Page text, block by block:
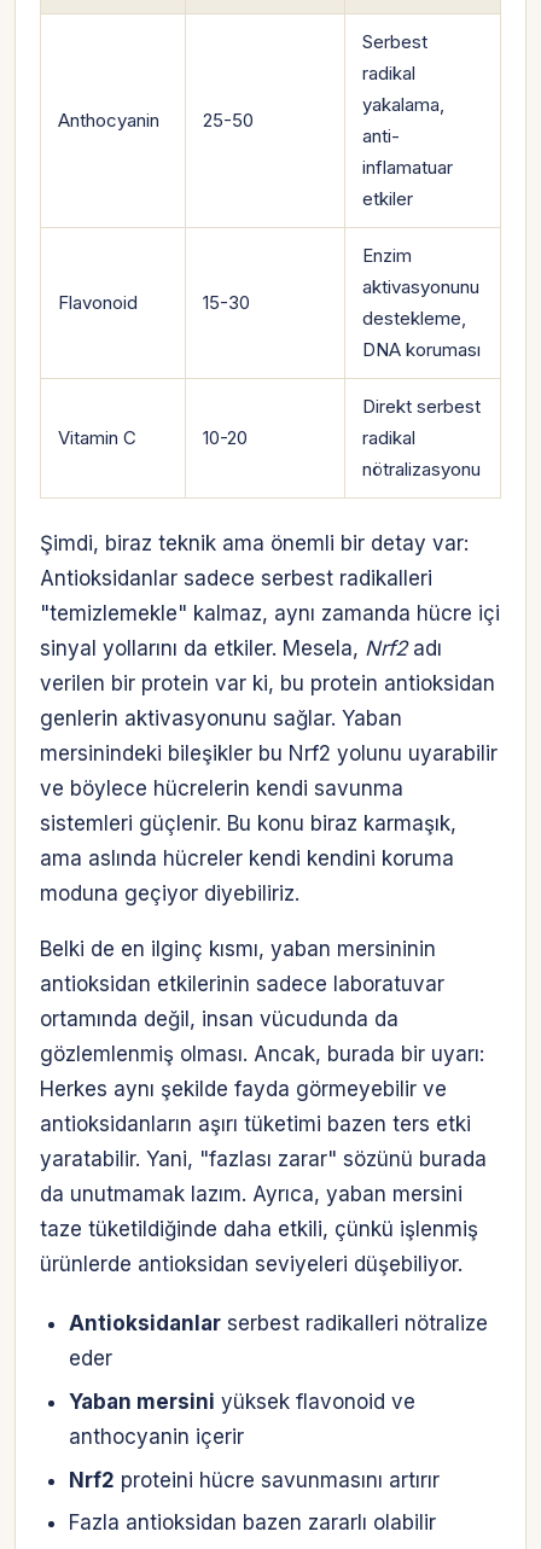
Anthocyanin 25-50
Serbest
radikal
yakalama,
anti-
inflamatuar
etkiler
Flavonoid 15-30
Enzim
aktivasyonunu
destekleme,
DNA koruması
Vitamin C 10-20
Direkt serbest
radikal
nötralizasyonu
Şimdi, biraz teknik ama önemli bir detay var:
Antioksidanlar sadece serbest radikalleri
"temizlemekle" kalmaz, aynı zamanda hücre içi
sinyal yollarını da etkiler. Mesela, Nrf2adı
verilen bir protein var ki, bu protein antioksidan
genlerin aktivasyonunu sağlar. Yaban
mersinindeki bileşikler bu Nrf2 yolunu uyarabilir
ve böylece hücrelerin kendi savunma
sistemleri güçlenir. Bu konu biraz karmaşık,
ama aslında hücreler kendi kendini koruma
moduna geçiyor diyebiliriz.
Belki de en ilginç kısmı, yaban mersininin
antioksidan etkilerinin sadece laboratuvar
ortamında değil, insan vücudunda da
gözlemlenmiş olması. Ancak, burada bir uyarı:
Herkes aynı şekilde fayda görmeyebilir ve
antioksidanların aşırı tüketimi bazen ters etki
yaratabilir. Yani, "fazlası zarar" sözünü burada
da unutmamak lazım. Ayrıca, yaban mersini
taze tüketildiğinde daha etkili, çünkü işlenmiş
ürünlerde antioksidan seviyeleri düşebiliyor.
Antioksidanlarserbest radikalleri nötralize
eder
Yaban mersini yüksek flavonoid ve
anthocyanin içerir
Nrf2 proteini hücre savunmasını artırır
Fazla antioksidan bazen zararlı olabilir